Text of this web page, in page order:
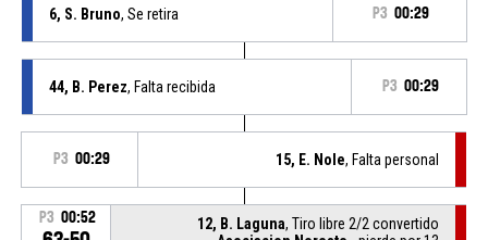
6, S. Bruno, Se retira P3 00:29
44, B. Perez, Falta recibida P3 00:29
P3 00:29 15, E. Nole, Falta personal
P3 00:52 12, B. Laguna, Tiro libre 2/2 convertido